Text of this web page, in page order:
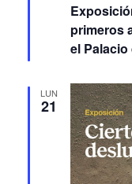
primeros
el
LUN
21